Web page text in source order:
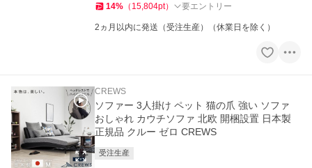
14% （ 15,804pt） 要エントリー
2ヵ月以内に発送（受注生産）（休業日を除く）
CREWS
ソファー 3人掛け ペット 猫の爪 強い ソファ
おしゃれ カウチソファ 北欧 開梱設置 日本製
正規品 クルー ゼロ CREWS
受注生産